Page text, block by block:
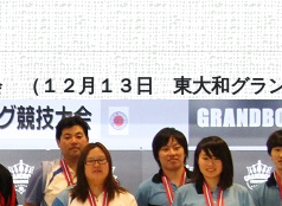
１２月１３日 東大和グラ